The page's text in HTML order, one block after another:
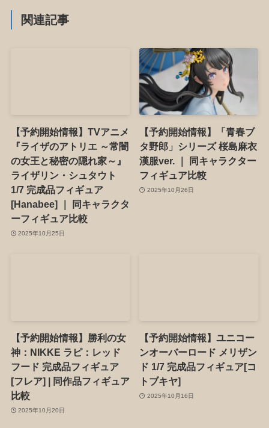
関連記事
【予約開始情報】TVアニメ
『ライザのアトリエ ～常闇
の女王と秘密の隠れ家～』
ライザリン・シュタウト
1/7 完成品フィギュア
[Hanabee] ｜ 同キャラクタ
ーフィギュア比較
2025年10月25日
【予約開始情報】「青春ブ
タ野郎」シリーズ 桜島麻衣
漢服ver. ｜ 同キャラクター
フィギュア比較
2025年10月26日
【予約開始情報】勝利の女
神：NIKKE ラピ：レッド
フード 完成品フィギュア
[フレア] | 同作品フィギュア
比較
2025年10月20日
【予約開始情報】ユニコー
ンオーバーロード メリザン
ド 1/7 完成品フィギュア[コ
トブキヤ]
2025年10月16日